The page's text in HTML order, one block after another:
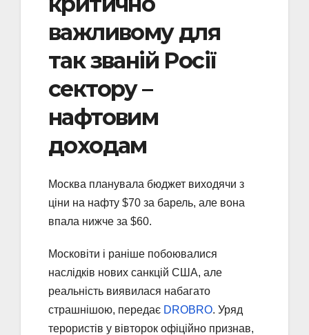
важливому для
так званій Росії
сектору –
нафтовим
доходам
Москва планувала бюджет виходячи з
ціни на нафту $70 за барель, але вона
впала нижче за $60.
Московіти і раніше побоювалися
наслідків нових санкцій США, але
реальність виявилася набагато
страшнішою, передає DROBRO. Уряд
терористів у вівторок офіційно признав,